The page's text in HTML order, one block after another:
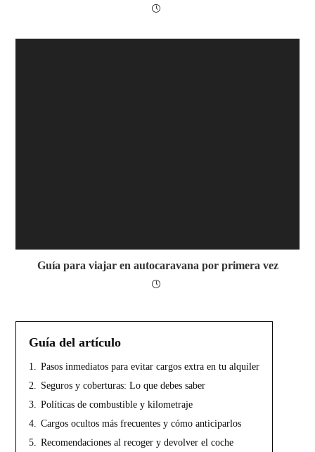
Guía para viajar en autocaravana por primera vez
Guía del artículo
1.
Pasos inmediatos para evitar cargos extra en tu alquiler
2.
Seguros y coberturas: Lo que debes saber
3.
Políticas de combustible y kilometraje
4.
Cargos ocultos más frecuentes y cómo anticiparlos
5.
Recomendaciones al recoger y devolver el coche